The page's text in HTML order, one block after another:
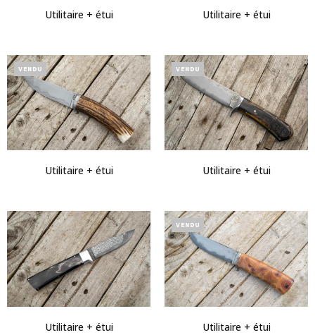
Utilitaire + étui Utilitaire + étui
VENDU
Utilitaire + étui
VENDU
Utilitaire + étui
Utilitaire + étui
VENDU
Utilitaire + étui